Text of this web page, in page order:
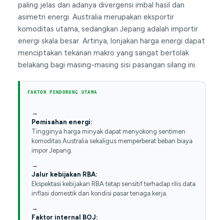
paling jelas dari adanya divergensi imbal hasil dan
asimetri energi. Australia merupakan eksportir
komoditas utama, sedangkan Jepang adalah importir
energi skala besar. Artinya, lonjakan harga energi dapat
menciptakan tekanan makro yang sangat bertolak
belakang bagi masing-masing sisi pasangan silang ini.
FAKTOR PENDORONG UTAMA
Pemisahan energi:
Tingginya harga minyak dapat menyokong sentimen
komoditas Australia sekaligus memperberat beban biaya
impor Jepang.
Jalur kebijakan RBA:
Ekspektasi kebijakan RBA tetap sensitif terhadap rilis data
inflasi domestik dan kondisi pasar tenaga kerja.
Faktor internal BOJ: